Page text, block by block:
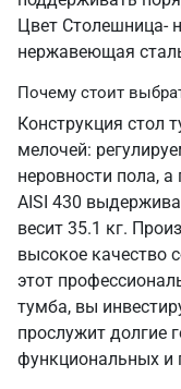
Цвет Столешница-
нержавеющая
Почему стоит
Конструкция стол
мелочей:
неровности пола,
AISI 430
весит 35.1 кг.
высокое качество
этот
тумба, вы
прослужит долгие
функциональных и